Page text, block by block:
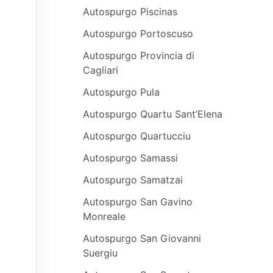
Autospurgo Piscinas
Autospurgo Portoscuso
Autospurgo Provincia di
Cagliari
Autospurgo Pula
Autospurgo Quartu Sant’Elena
Autospurgo Quartucciu
Autospurgo Samassi
Autospurgo Samatzai
Autospurgo San Gavino
Monreale
Autospurgo San Giovanni
Suergiu